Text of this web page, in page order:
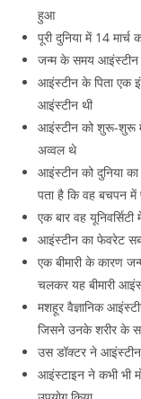
हुआ
पूरी दुनिया में 14 मार्च
जन्म के समय आइंस्टीन
आइंस्टीन के पिता एक
आइंस्टीन थी
आइंस्टीन को शुरू-शुरू में
अव्वल थे
आइंस्टीन को दुनिया
पता है कि वह बचपन
एक बार वह
आइंस्टीन का फेवरेट
एक बीमारी के कारण
चलकर यह बीमारी
मशहूर वैज्ञानिक
जिसने उनके शरीर के
उस डॉक्टर ने आइंस्टीन
आइंस्टाइन ने कभी भी